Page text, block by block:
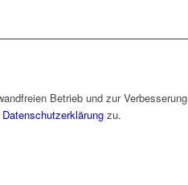
Betrieb und zur
Datenschutzerklärung zu.